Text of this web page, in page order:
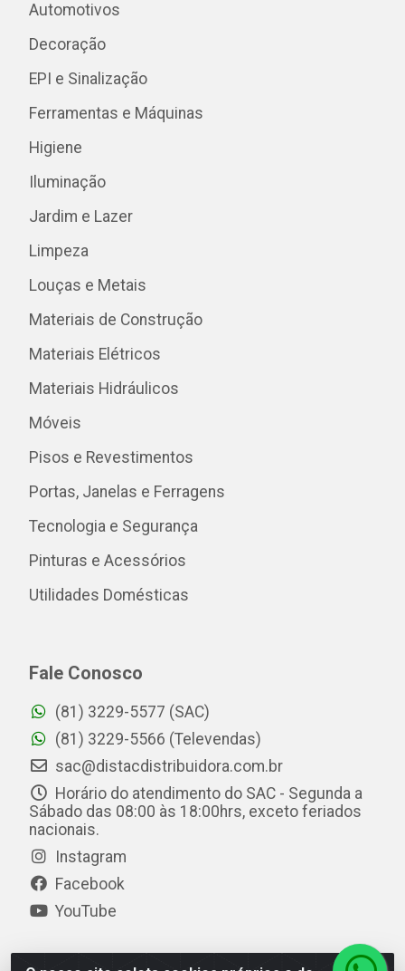
Automotivos
Decoração
EPI e Sinalização
Ferramentas e Máquinas
Higiene
Iluminação
Jardim e Lazer
Limpeza
Louças e Metais
Materiais de Construção
Materiais Elétricos
Materiais Hidráulicos
Móveis
Pisos e Revestimentos
Portas, Janelas e Ferragens
Tecnologia e Segurança
Pinturas e Acessórios
Utilidades Domésticas
Fale Conosco
(81) 3229-5577 (SAC)
(81) 3229-5566 (Televendas)
sac@distacdistribuidora.com.br
Horário do atendimento do SAC - Segunda a
Sábado das 08:00 às 18:00hrs, exceto feriados
nacionais.
Instagram
Facebook
YouTube